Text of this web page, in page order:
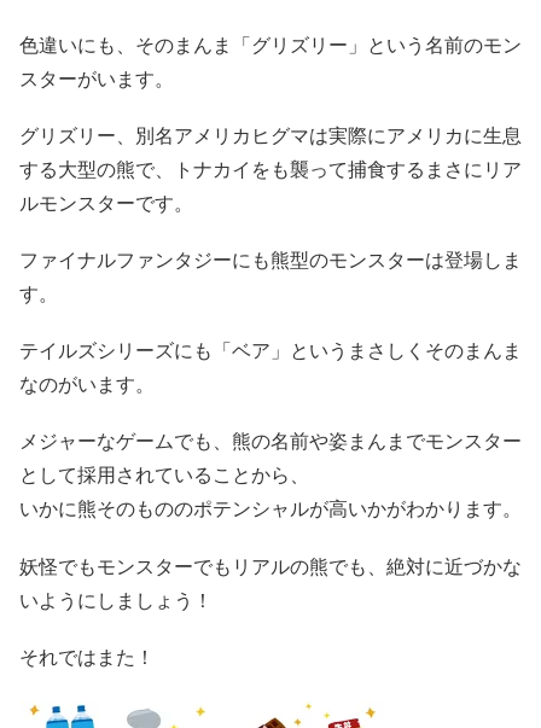
色違いにも、そのまんま「グリズリー」という名前のモン
スターがいます。
グリズリー、別名アメリカヒグマは実際にアメリカに生息
する大型の熊で、トナカイをも襲って捕食するまさにリア
ルモンスターです。
ファイナルファンタジーにも熊型のモンスターは登場しま
す。
テイルズシリーズにも「ベア」というまさしくそのまんま
なのがいます。
メジャーなゲームでも、熊の名前や姿まんまでモンスター
として採用されていることから、
いかに熊そのもののポテンシャルが高いかがわかります。
妖怪でもモンスターでもリアルの熊でも、絶対に近づかな
いようにしましょう！
それではまた！